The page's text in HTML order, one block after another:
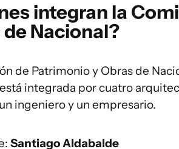
integran la
de Nacional?
de Patrimonio y Obras de
integrada por cuatro
ingeniero y un empresario.
Santiago Aldabalde